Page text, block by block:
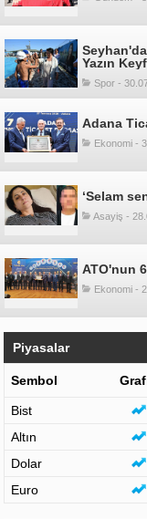
Yazın
Spor -
Adana
Ekonomi -
‘Selam
Asayiş -
ATO'nun
Ekonomi -
Piyasalar
Sembol
Bist
Altın
Dolar
Euro